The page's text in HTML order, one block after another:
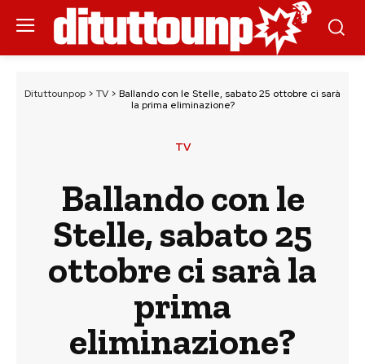
Dituttounpop > TV > Ballando con le Stelle, sabato 25 ottobre ci sarà
la prima eliminazione?
TV
Ballando con le
Stelle, sabato 25
ottobre ci sarà la
prima
eliminazione?